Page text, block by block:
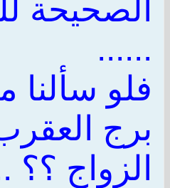
الصحيحة
......
فلو سألنا
برج
الزواج ؟؟